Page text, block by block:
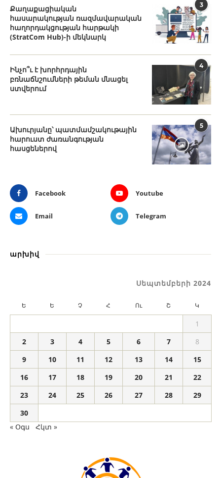
3
Քաղաքացիական
հասարակության ռազմավարական
հաղորդակցության հարթակի
(StratCom Hub)-ի մեկնարկ
4
Ինչո՞ւ է խորհրդային
բռնաճնշումների թեման մնացել
ստվերում
5
Ախուրյանը՝ պատմամշակութային
հարուստ ժառանգության
հասցեներով
Facebook Youtube
Email Telegram
արխիվ
Սեպտեմբերի 2024
Ե Ե Չ Հ Ու Շ Կ
1
2
3 4 5 6 7
8
9
10 11 12 13 14
15
16
17 18 19 20 21
22
23
24 25 26 27 28
29
30
« Օգս
Հկտ »